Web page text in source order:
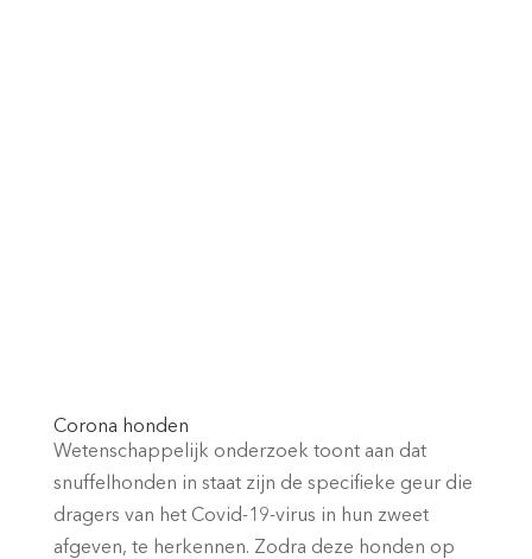
Corona honden
Wetenschappelijk onderzoek toont aan dat
snuffelhonden in staat zijn de specifieke geur die
dragers van het Covid-19-virus in hun zweet
afgeven, te herkennen. Zodra deze honden op